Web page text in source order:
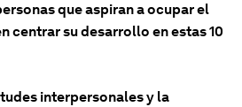
que aspiran a ocupar el
centrar su desarrollo en estas 10
interpersonales y la